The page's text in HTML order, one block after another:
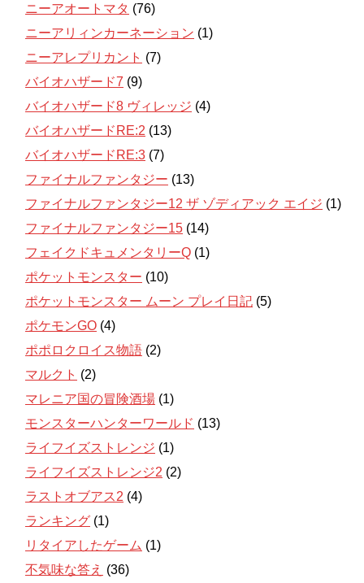
ニーアオートマタ (76)
ニーアリィンカーネーション (1)
ニーアレプリカント (7)
バイオハザード7 (9)
バイオハザード8 ヴィレッジ (4)
バイオハザードRE:2 (13)
バイオハザードRE:3 (7)
ファイナルファンタジー (13)
ファイナルファンタジー12 ザ ゾディアック エイジ (1)
ファイナルファンタジー15 (14)
フェイクドキュメンタリーQ (1)
ポケットモンスター (10)
ポケットモンスター ムーン プレイ日記 (5)
ポケモンGO (4)
ポポロクロイス物語 (2)
マルクト (2)
マレニア国の冒険酒場 (1)
モンスターハンターワールド (13)
ライフイズストレンジ (1)
ライフイズストレンジ2 (2)
ラストオブアス2 (4)
ランキング (1)
リタイアしたゲーム (1)
不気味な答え (36)